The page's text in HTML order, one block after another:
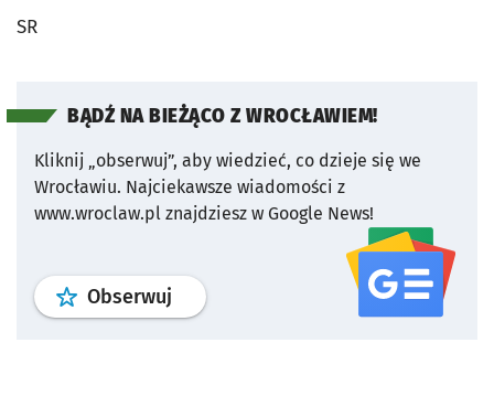
SR
BĄDŹ NA BIEŻĄCO Z WROCŁAWIEM!
Kliknij „obserwuj”, aby wiedzieć, co dzieje się we
Wrocławiu. Najciekawsze wiadomości z
www.wroclaw.pl znajdziesz w Google News!
Obserwuj profil serwisu